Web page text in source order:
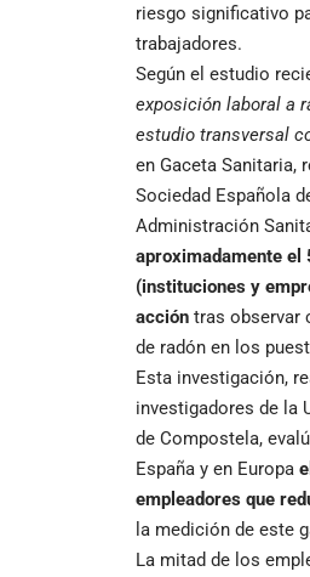
riesgo significativo
trabajadores.
Según el estudio
exposición laboral a
estudio transversal
en Gaceta Sanitaria,
Sociedad Española
Administración
aproximadamente el
(instituciones y
acción tras observar
de radón en los
Esta investigación,
investigadores de la
de Compostela,
España y en Europa
empleadores que
la medición de este
La mitad de los